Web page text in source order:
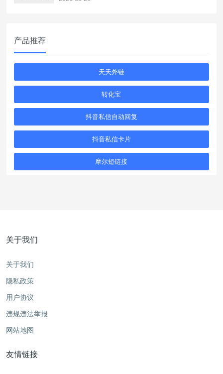
产品推荐
天天外链
转化宝
抖音私信自动回复
抖音私信卡片
摩尔短链接
关于我们
关于我们
隐私政策
用户协议
违规违法举报
网站地图
友情链接